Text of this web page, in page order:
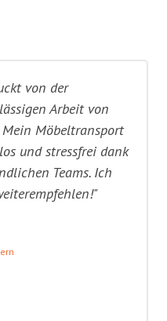
von der
Arbeit von
Mein Möbeltransport
und stressfrei dank
Teams. Ich